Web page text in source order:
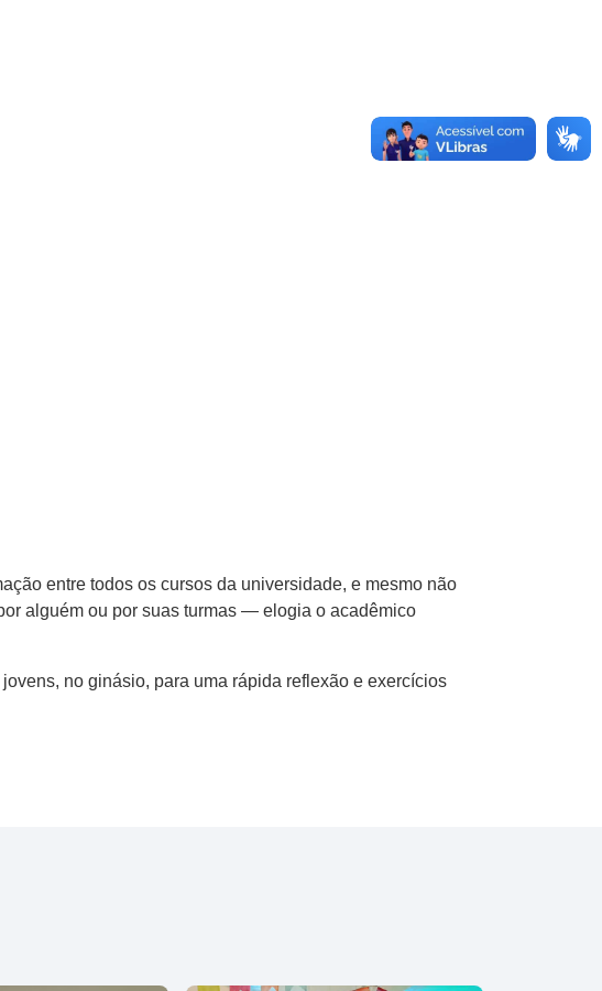
entre todos os cursos da universidade, e mesmo não
alguém ou por suas turmas — elogia o acadêmico
no ginásio, para uma rápida reflexão e exercícios